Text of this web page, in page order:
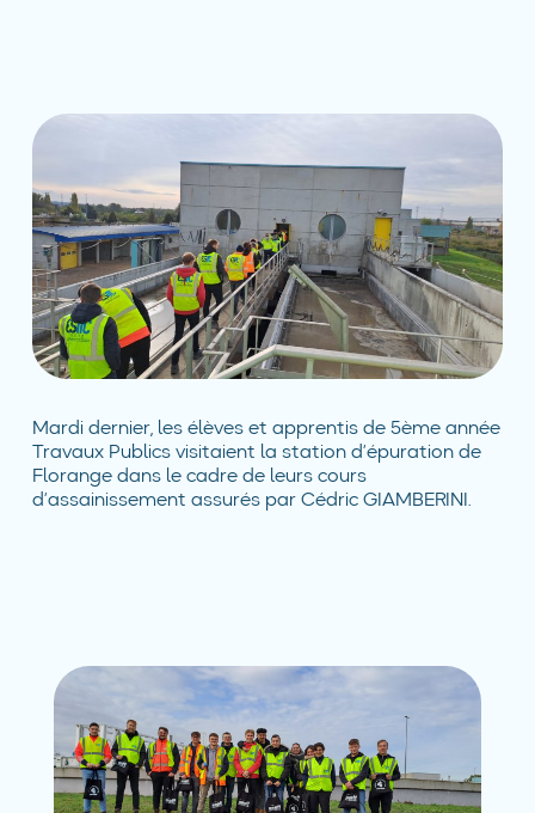
Mardi dernier, les élèves et apprentis de 5ème année
Travaux Publics visitaient la station d’épuration de
Florange dans le cadre de leurs cours
d’assainissement assurés par Cédric GIAMBERINI.